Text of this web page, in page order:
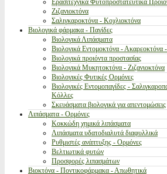
Ερασιτεχνικά Φυτοπροστατευτικά
Ζιζανιοκτόνα
Σαλιγκαροκτόνα - Κοχλιοκτόνα
Βιολογικά φάρμακα - Παγίδες
Βιολογικά Λιπάσματα
Βιολογικά Εντομοκτόνα - Ακαρεοκτόνα
Βιολογικά προιόντα προστασίας
Βιολογικά Μυκητοκτόνα - Ζιζανιοκτόνα
Βιολογικές Φυτικές Ορμόνες
Βιολογικές Εντομοπαγίδες -
Κόλλες
Σκευάσματα βιολογικά για απεντομώσεις
Λιπάσματα - Ορμόνες
Κοκκώδη χημικά λιπάσματα
Λιπάσματα υδατοδιαλυτά διαφυλλικά
Ρυθμιστές ανάπτυξης - Ορμόνες
Βελτιωτικά φυτών
Προσφορές λιπασμάτων
Βιοκτόνα - Ποντικοφάρμακα - Απωθητικά